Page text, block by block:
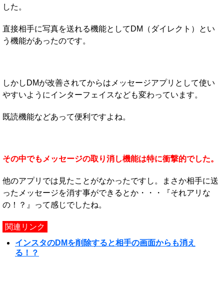
した。
直接相手に写真を送れる機能としてDM（ダイレクト）とい
う機能があったのです。
しかしDMが改善されてからはメッセージアプリとして使い
やすいようにインターフェイスなども変わっています。
既読機能などあって便利ですよね。
その中でもメッセージの取り消し機能は特に衝撃的でした。
他のアプリでは見たことがなかったですし。まさか相手に送
ったメッセージを消す事ができるとか・・・『それアリな
の！？』って感じでしたね。
関連リンク
インスタのDMを削除すると相手の画面からも消え
る！？